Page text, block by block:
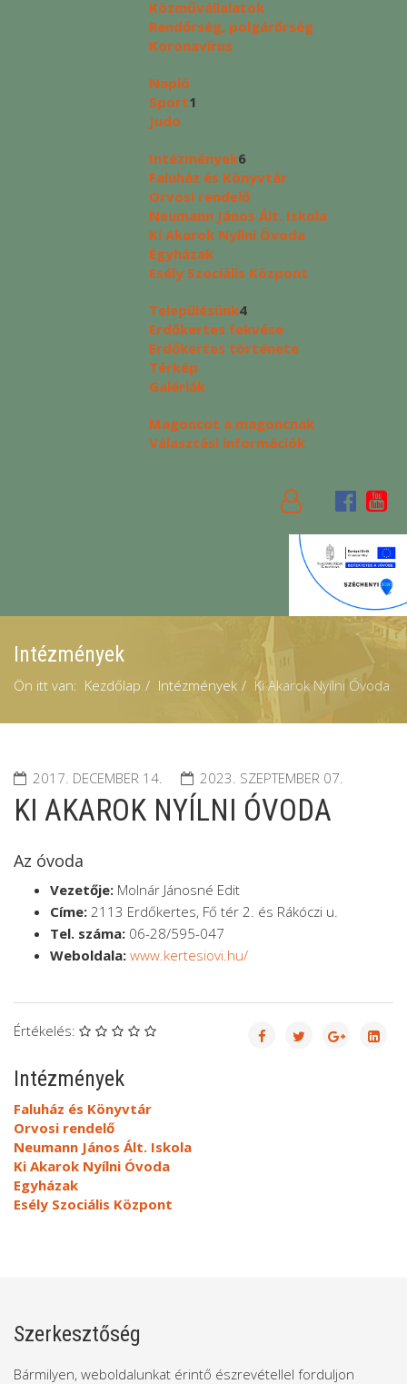
Közművállalatok
Rendőrség, polgárőrség
Koronavírus
Napló
Sport1
Judo
Intézmények6
Faluház és Könyvtár
Orvosi rendelő
Neumann János Ált. Iskola
Ki Akarok Nyílni Óvoda
Egyházak
Esély Szociális Központ
Településünk4
Erdőkertes fekvése
Erdőkertes története
Térkép
Galériák
Magoncot a magoncnak
Választási információk
Intézmények
Ön itt van: Kezdőlap Intézmények Ki Akarok Nyílni Óvoda
2017. DECEMBER 14. 2023. SZEPTEMBER 07.
KI AKAROK NYÍLNI ÓVODA
Az óvoda
Vezetője: Molnár Jánosné Edit
Címe: 2113 Erdőkertes, Fő tér 2. és Rákóczi u.
Tel. száma: 06-28/595-047
Weboldala: www.kertesiovi.hu/
Értékelés:
Intézmények
Faluház és Könyvtár
Orvosi rendelő
Neumann János Ált. Iskola
Ki Akarok Nyílni Óvoda
Egyházak
Esély Szociális Központ
Szerkesztőség
Bármilyen, weboldalunkat érintő észrevétellel forduljon